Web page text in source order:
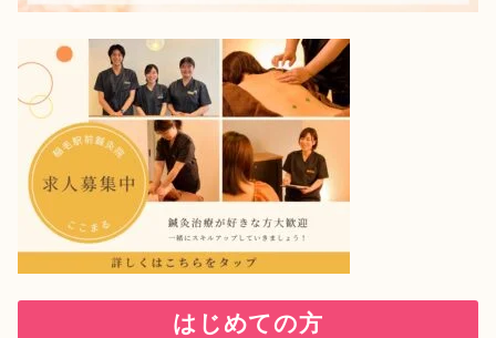
はじめての方